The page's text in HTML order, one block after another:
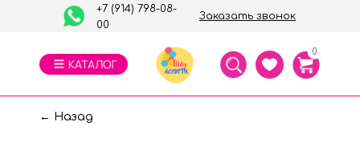
Заказать звонок
+7 (914) 798-08-
00
0
← Назад